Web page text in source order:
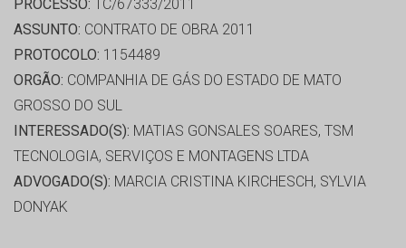
PROCESSO: TC/67333/2011
ASSUNTO: CONTRATO DE OBRA 2011
PROTOCOLO: 1154489
ORGÃO: COMPANHIA DE GÁS DO ESTADO DE MATO
GROSSO DO SUL
INTERESSADO(S): MATIAS GONSALES SOARES, TSM
TECNOLOGIA, SERVIÇOS E MONTAGENS LTDA
ADVOGADO(S): MARCIA CRISTINA KIRCHESCH, SYLVIA
DONYAK